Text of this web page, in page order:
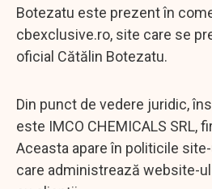
Botezatu este prezent în
cbexclusive.ro, site care se
oficial Cătălin Botezatu.
Din punct de vedere juridic,
este IMCO CHEMICALS SRL,
Aceasta apare în politicile
care administrează website-